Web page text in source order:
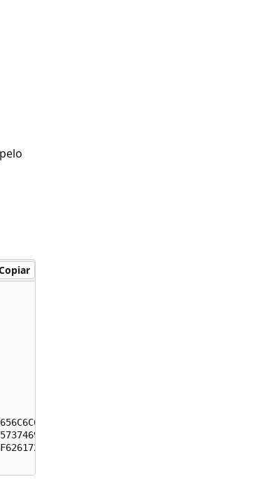
N'<test>value</test>')
N'<test>value2</test>')
N'<fff>bbb</fff><fff>bbc</fff>')